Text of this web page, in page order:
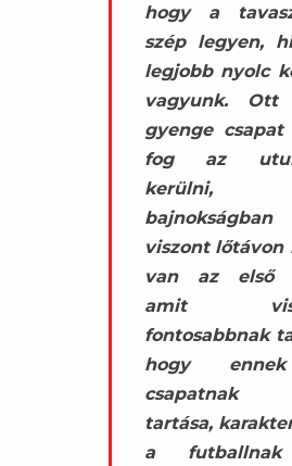
hogy a
szép legyen,
legjobb nyolc
vagyunk. Ott
gyenge csapat
fog az
bajnokságban
viszont lőtávon
van az első
amit
fontosabbnak
hogy
csapatnak
tartása,
a